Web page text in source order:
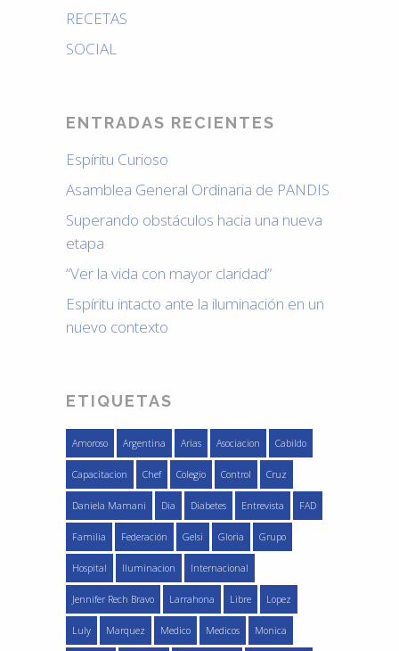
RECETAS
SOCIAL
ENTRADAS RECIENTES
Espíritu Curioso
Asamblea General Ordinaria de PANDIS
Superando obstáculos hacia una nueva
etapa
“Ver la vida con mayor claridad”
Espíritu intacto ante la iluminación en un
nuevo contexto
ETIQUETAS
Amoroso Argentina Arias Asociacion Cabildo
Capacitacion Chef Colegio Control Cruz
Daniela Mamani Dia Diabetes Entrevista FAD
Familia Federación Gelsi Gloria Grupo
Hospital Iluminacion Internacional
Jennifer Rech Bravo Larrahona Libre Lopez
Luly Marquez Medico Medicos Monica